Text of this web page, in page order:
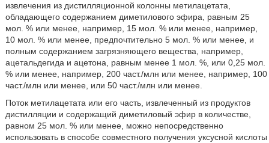
извлечения из дистилляционной колонны метилацетата,
обладающего содержанием диметилового эфира, равным 25
мол. % или менее, например, 15 мол. % или менее, например,
10 мол. % или менее, предпочтительно 5 мол. % или менее, и
полным содержанием загрязняющего вещества, например,
ацетальдегида и ацетона, равным менее 1 мол. %, или 0,25 мол.
% или менее, например, 200 част./млн или менее, например, 100
част./млн или менее, или 50 част./млн или менее.
Поток метилацетата или его часть, извлеченный из продуктов
дистилляции и содержащий диметиловый эфир в количестве,
равном 25 мол. % или менее, можно непосредственно
использовать в способе совместного получения уксусной кислоты